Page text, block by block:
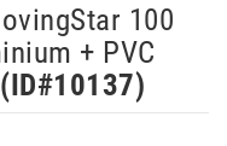
100
+ PVC
(ID#10137)